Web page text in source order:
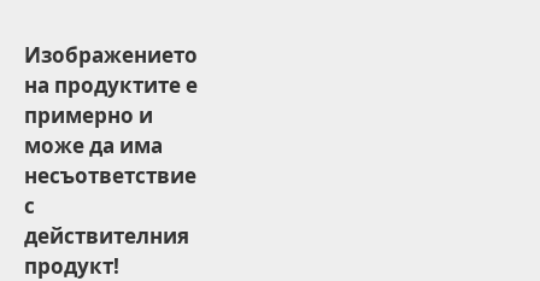
Изображението
на продуктите е
примерно и
може да има
несъответствие
с
действителния
продукт!